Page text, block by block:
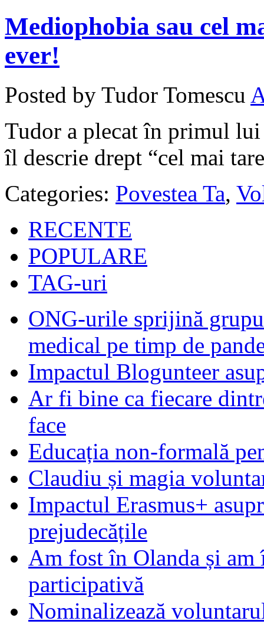
Mediophobia sau cel
ever!
Posted by Tudor Tomescu
Tudor a plecat în primul
îl descrie drept “cel mai
Categories: Povestea Ta,
RECENTE
POPULARE
TAG-uri
ONG-urile sprijină
medical pe timp de
Impactul Blogunteer
Ar fi bine ca fiecare
face
Educația non-formală
Claudiu și magia
Impactul Erasmus+
prejudecățile
Am fost în Olanda și am
participativă
Nominalizează